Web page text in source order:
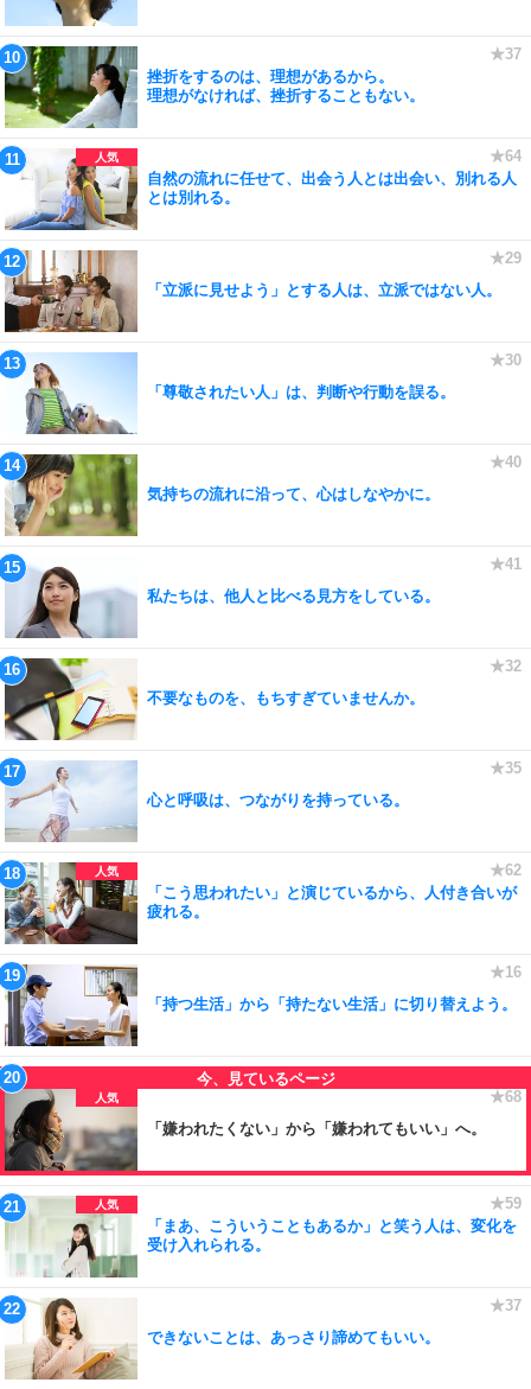
挫折をするのは、理想があるから。
理想がなければ、挫折することもない。
自然の流れに任せて、出会う人とは出会い、別れる人
とは別れる。
「立派に見せよう」とする人は、立派ではない人。
「尊敬されたい人」は、判断や行動を誤る。
気持ちの流れに沿って、心はしなやかに。
私たちは、他人と比べる見方をしている。
不要なものを、もちすぎていませんか。
心と呼吸は、つながりを持っている。
「こう思われたい」と演じているから、人付き合いが
疲れる。
「持つ生活」から「持たない生活」に切り替えよう。
「嫌われたくない」から「嫌われてもいい」へ。
「まあ、こういうこともあるか」と笑う人は、変化を
受け入れられる。
できないことは、あっさり諦めてもいい。